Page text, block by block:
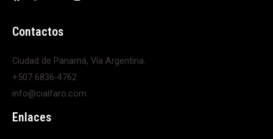
Contactos
Ciudad de Panamá, Vía Argentina.
+507 6836-4762
info@cialfaro.com
Enlaces